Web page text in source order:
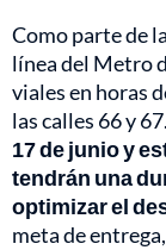
Como parte de
línea del Metro
viales en horas
las calles 66 y 67.
17 de junio y
tendrán una
optimizar el
meta de